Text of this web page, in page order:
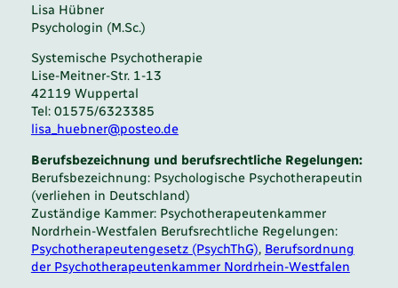
Lisa Hübner
Psychologin (M.Sc.)
Systemische Psychotherapie
Lise-Meitner-Str. 1-13
42119 Wuppertal
Tel: 01575/6323385
lisa_huebner@posteo.de
Berufsbezeichnung und berufsrechtliche Regelungen:
Berufsbezeichnung: Psychologische Psychotherapeutin
(verliehen in Deutschland)
Zuständige Kammer: Psychotherapeutenkammer
Nordrhein-Westfalen Berufsrechtliche Regelungen:
Psychotherapeutengesetz (PsychThG), Berufsordnung
der Psychotherapeutenkammer Nordrhein-Westfalen